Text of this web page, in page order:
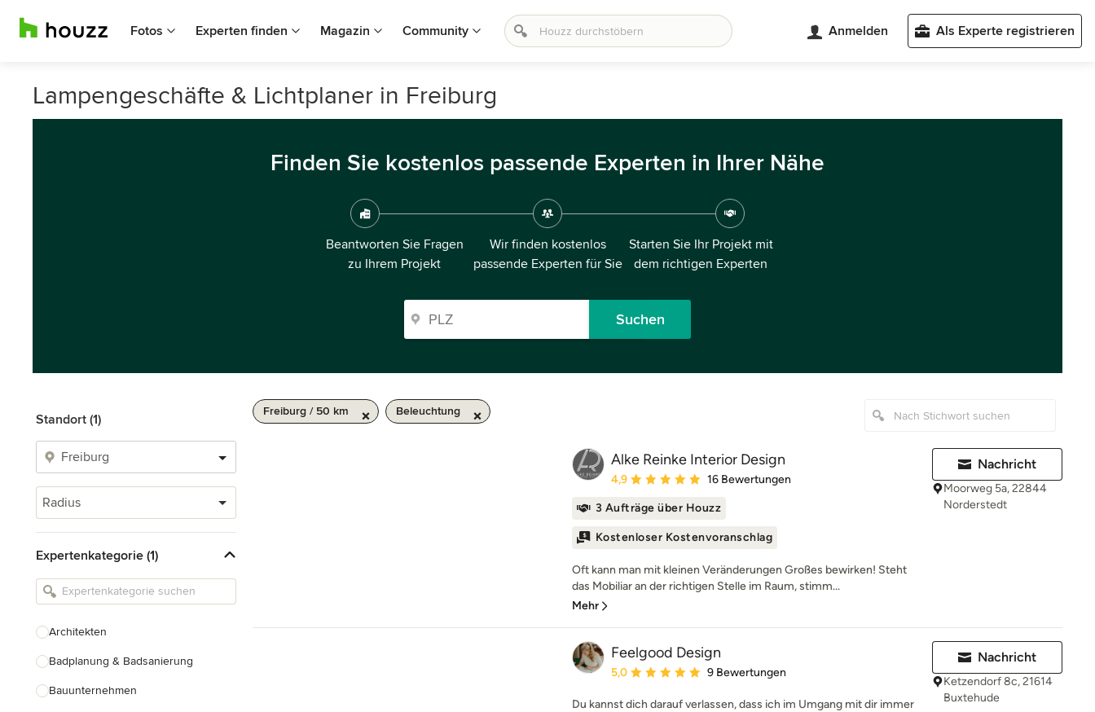
Fotos Experten finden Magazin Community Anmelden Als Experte registrieren
Lampengeschäfte & Lichtplaner in Freiburg
Finden Sie kostenlos passende Experten in Ihrer Nähe
Beantworten Sie Fragen
zu Ihrem Projekt
Wir finden kostenlos
passende Experten für Sie
Starten Sie Ihr Projekt mit
dem richtigen Experten
Suchen
Standort (1)
Radius
Expertenkategorie (1)
Architekten
Badplanung & Badsanierung
Bauunternehmen
Freiburg / 50 km Beleuchtung
Alke Reinke Interior Design
Durchschnittliche Bewertung: 4.9 von 5 Sternen
4,9 16 Bewertungen
3 Aufträge über Houzz
Kostenloser Kostenvoranschlag
Oft kann man mit kleinen Veränderungen Großes bewirken! Steht
das Mobiliar an der richtigen Stelle im Raum, stimm...
Mehr
Nachricht
Moorweg 5a, 22844
Norderstedt
Feelgood Design
Durchschnittliche Bewertung: 5 von 5 Sternen
5,0 9 Bewertungen
Du kannst dich darauf verlassen, dass ich im Umgang mit dir immer
Nachricht
Ketzendorf 8c, 21614
Buxtehude